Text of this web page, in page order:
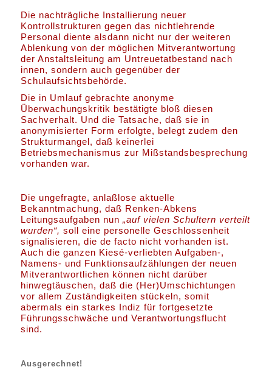
Die nachträgliche Installierung neuer
Kontrollstrukturen gegen das nichtlehrende
Personal diente alsdann nicht nur der weiteren
Ablenkung von der möglichen Mitverantwortung
der Anstaltsleitung am Untreuetatbestand nach
innen, sondern auch gegenüber der
Schulaufsichtsbehörde.
Die in Umlauf gebrachte anonyme
Überwachungskritik bestätigte bloß diesen
Sachverhalt. Und die Tatsache, daß sie in
anonymisierter Form erfolgte, belegt zudem den
Strukturmangel, daß keinerlei
Betriebsmechanismus zur Mißstandsbesprechung
vorhanden war.
Die ungefragte, anlaßlose aktuelle
Bekanntmachung, daß Renken-Abkens
Leitungsaufgaben nun„auf vielen Schultern verteilt
wurden“,soll eine personelle Geschlossenheit
signalisieren, die de facto nicht vorhanden ist.
Auch die ganzen Kiesé-verliebten Aufgaben-,
Namens- und Funktionsaufzählungen der neuen
Mitverantwortlichen können nicht darüber
hinwegtäuschen, daß die (Her)Umschichtungen
vor allem Zuständigkeiten stückeln, somit
abermals ein starkes Indiz für fortgesetzte
Führungsschwäche und Verantwortungsflucht
sind.
Ausgerechnet!